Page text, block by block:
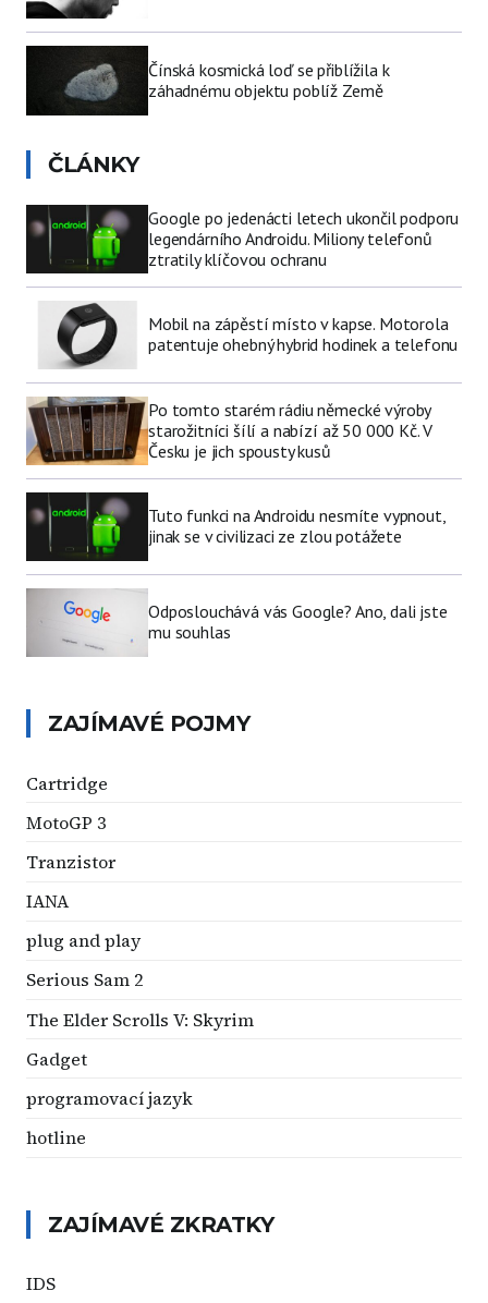
Čínská kosmická loď se přiblížila k
záhadnému objektu poblíž Země
ČLÁNKY
Google po jedenácti letech ukončil podporu
legendárního Androidu. Miliony telefonů
ztratily klíčovou ochranu
Mobil na zápěstí místo v kapse. Motorola
patentuje ohebný hybrid hodinek a telefonu
Po tomto starém rádiu německé výroby
starožitníci šílí a nabízí až 50 000 Kč. V
Česku je jich spousty kusů
Tuto funkci na Androidu nesmíte vypnout,
jinak se v civilizaci ze zlou potážete
Odposlouchává vás Google? Ano, dali jste
mu souhlas
ZAJÍMAVÉ POJMY
Cartridge
MotoGP 3
Tranzistor
IANA
plug and play
Serious Sam 2
The Elder Scrolls V: Skyrim
Gadget
programovací jazyk
hotline
ZAJÍMAVÉ ZKRATKY
IDS